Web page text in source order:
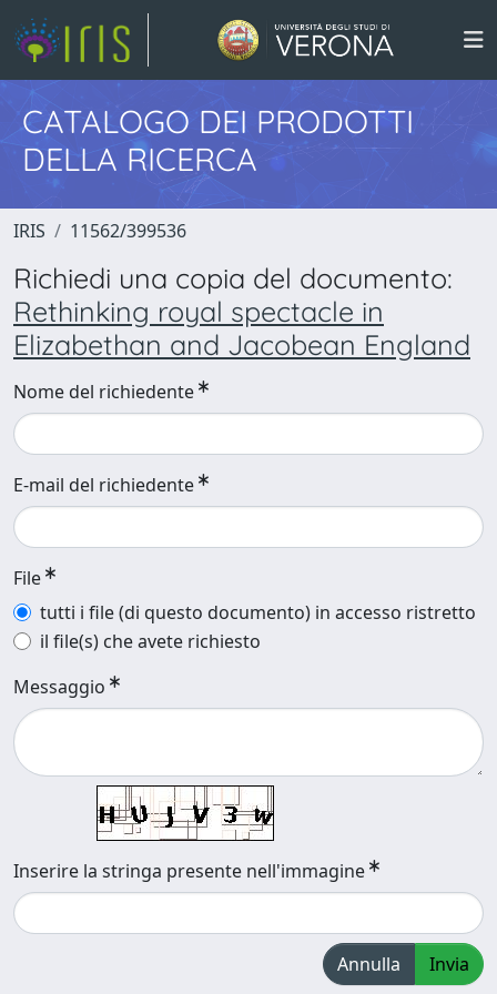
CATALOGO DEI PRODOTTI
DELLA RICERCA
IRIS 11562/399536
Richiedi una copia del documento:
Rethinking royal spectacle in
Elizabethan and Jacobean England
Nome del richiedente
E-mail del richiedente
File
tutti i file (di questo documento) in accesso ristretto
il file(s) che avete richiesto
Messaggio
Inserire la stringa presente nell'immagine
Annulla Invia